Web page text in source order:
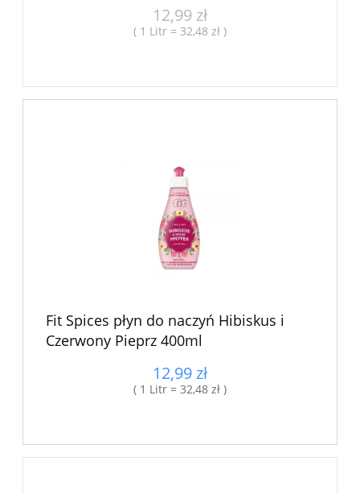
12,99 zł
( 1 Litr = 32,48 zł )
Fit Spices płyn do naczyń Hibiskus i
Czerwony Pieprz 400ml
12,99 zł
( 1 Litr = 32,48 zł )